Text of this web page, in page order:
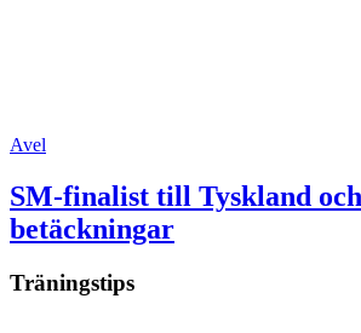
Avel
SM-finalist till Tyskland
betäckningar
Träningstips